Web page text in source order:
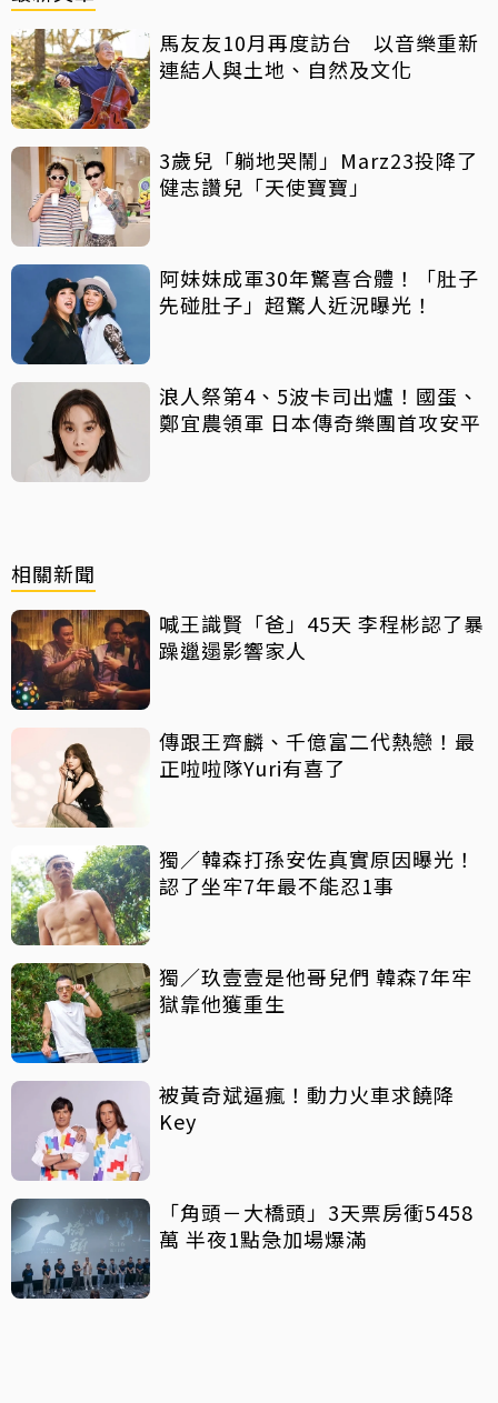
馬友友10月再度訪台 以音樂重新
連結人與土地、自然及文化
3歲兒「躺地哭鬧」Marz23投降了
健志讚兒「天使寶寶」
阿妹妹成軍30年驚喜合體！「肚子
先碰肚子」超驚人近況曝光！
浪人祭第4、5波卡司出爐！國蛋、
鄭宜農領軍 日本傳奇樂團首攻安平
相關新聞
喊王識賢「爸」45天 李程彬認了暴
躁邋遢影響家人
傳跟王齊麟、千億富二代熱戀！最
正啦啦隊Yuri有喜了
獨／韓森打孫安佐真實原因曝光！
認了坐牢7年最不能忍1事
獨／玖壹壹是他哥兒們 韓森7年牢
獄靠他獲重生
被黃奇斌逼瘋！動力火車求饒降
Key
「角頭－大橋頭」3天票房衝5458
萬 半夜1點急加場爆滿